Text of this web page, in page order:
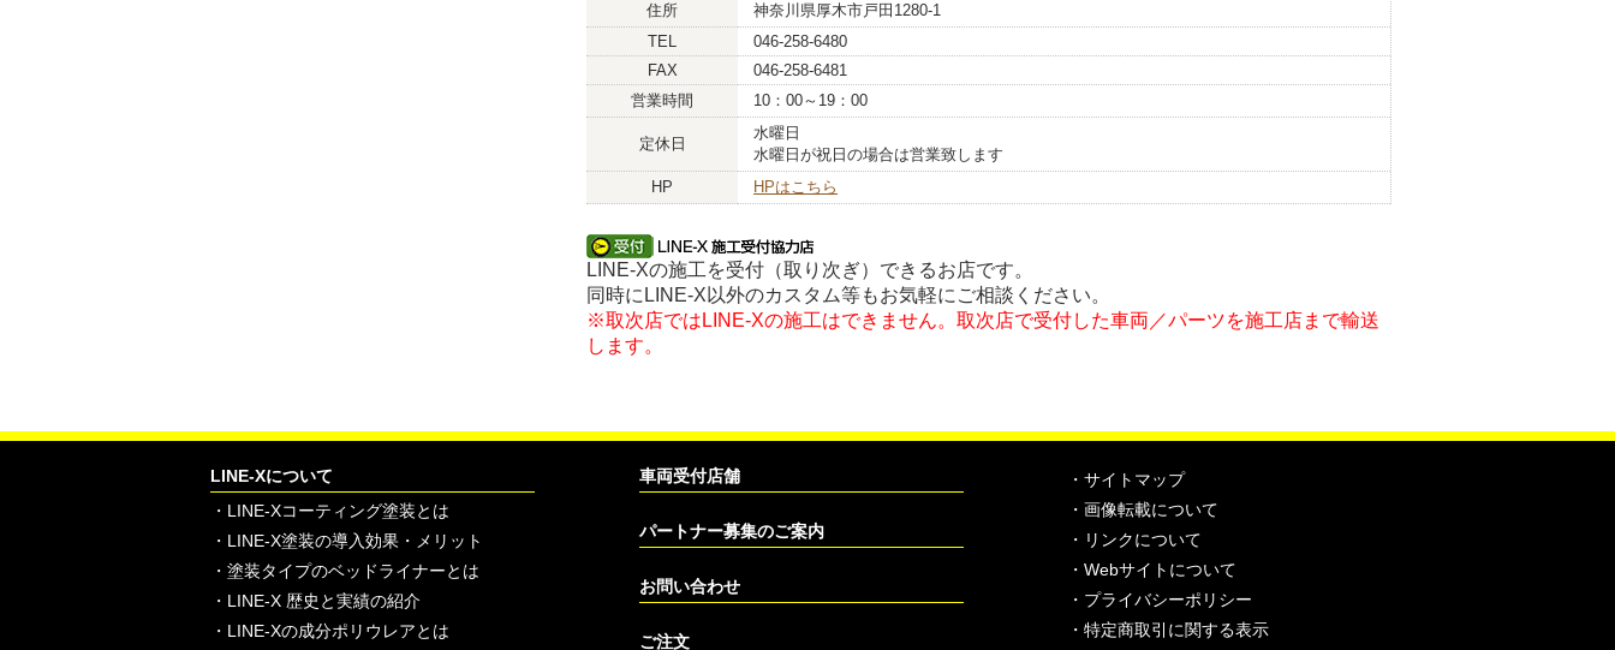
住所
神奈川県厚木市戸田1280-1
TEL
046-258-6480
FAX
046-258-6481
営業時間
10：00～19：00
定休日
水曜日
水曜日が祝日の場合は営業致します
HP
HPはこちら
LINE-Xの施工を受付（取り次ぎ）できるお店です。
同時にLINE-X以外のカスタム等もお気軽にご相談ください。
※取次店ではLINE-Xの施工はできません。取次店で受付した車両／パーツを施工店まで輸送
します。
LINE-Xについて
・ LINE-Xコーティング塗装とは
・ LINE-X塗装の導入効果・メリット
・塗装タイプのベッドライナーとは
・ LINE-X 歴史と実績の紹介
・ LINE-Xの成分ポリウレアとは
車両受付店舗
パートナー募集のご案内
お問い合わせ
ご注文
・ サイトマップ
・ 画像転載について
・ リンクについて
・ Webサイトについて
・ プライバシーポリシー
・ 特定商取引に関する表示